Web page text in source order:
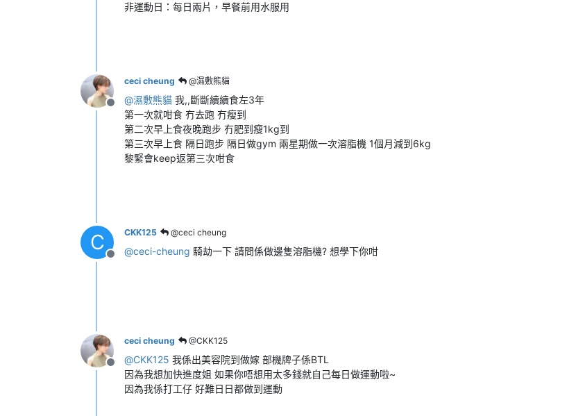
非運動日：每日兩片，早餐前用水服用
離線
ceci cheung @濕敷熊貓
@濕敷熊貓 我,,斷斷續續食左3年
第一次就咁食 冇去跑 冇瘦到
第二次早上食夜晚跑步 冇肥到瘦1kg到
第三次早上食 隔日跑步 隔日做gym 兩星期做一次溶脂機 1個月減到6kg
黎緊會keep返第三次咁食
C
離線
CKK125 @ceci cheung
@ceci-cheung 騎劫一下 請問係做邊隻溶脂機? 想學下你咁
離線
ceci cheung @CKK125
@CKK125 我係出美容院到做嫁 部機牌子係BTL
因為我想加快進度姐 如果你唔想用太多錢就自己每日做運動啦~
因為我係打工仔 好難日日都做到運動